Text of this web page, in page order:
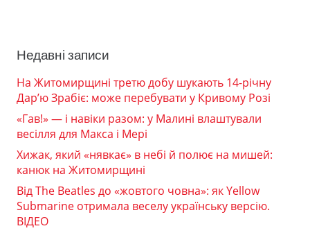
Недавні записи
На Житомирщині третю добу шукають 14-річну
Дар’ю Зрабіє: може перебувати у Кривому Розі
«Гав!» — і навіки разом: у Малині влаштували
весілля для Макса і Мері
Хижак, який «нявкає» в небі й полює на мишей:
канюк на Житомирщині
Від The Beatles до «жовтого човна»: як Yellow
Submarine отримала веселу українську версію.
ВІДЕО